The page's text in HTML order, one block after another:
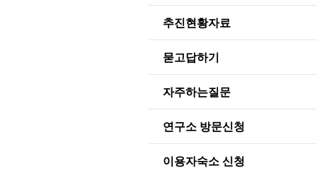
추진현황자료
묻고답하기
자주하는질문
연구소 방문신청
이용자숙소 신청